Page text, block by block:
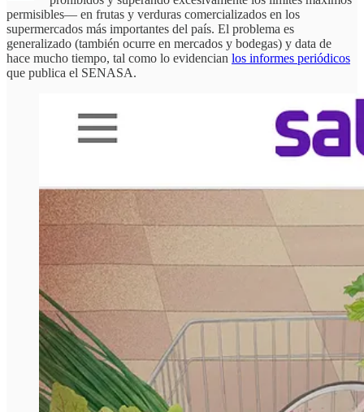
permisibles— en frutas y verduras comercializados en los
supermercados más importantes del país. El problema es
generalizado (también ocurre en mercados y bodegas) y data de
hace mucho tiempo, tal como lo evidencian los informes periódicos
que publica el SENASA.